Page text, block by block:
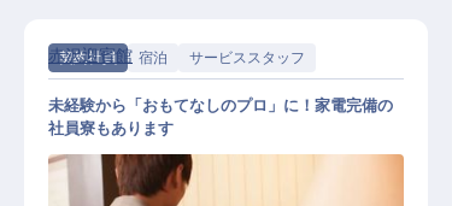
契約社員 宿泊 サービススタッフ
赤沢迎賓館
未経験から「おもてなしのプロ」に！家電完備の
社員寮もあります